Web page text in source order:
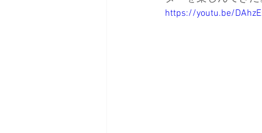
https://youtu.be/